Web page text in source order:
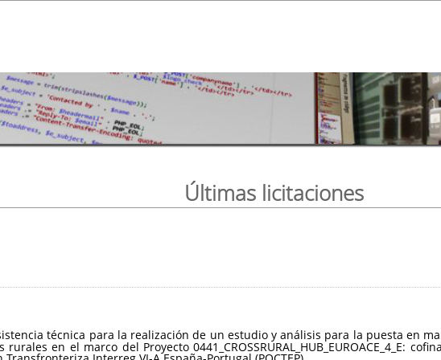
Últimas licitaciones
técnica para la realización de un estudio y análisis para la puesta en
en el marco del Proyecto 0441_CROSSRURAL_HUB_EUROACE_4_E: